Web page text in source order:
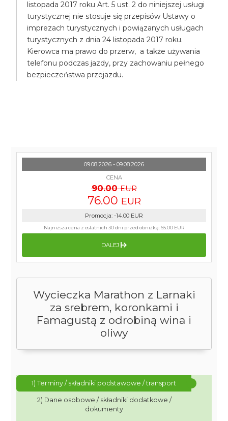
listopada 2017 roku Art. 5 ust. 2 do niniejszej usługi
turystycznej nie stosuje się przepisów Ustawy o
imprezach turystycznych i powiązanych usługach
turystycznych z dnia 24 listopada 2017 roku.
Kierowca ma prawo do przerw, a także używania
telefonu podczas jazdy, przy zachowaniu pełnego
bezpieczeństwa przejazdu.
Wycieczka Marathon z Larnaki
za srebrem, koronkami i
Famagustą z odrobiną wina i
oliwy
1) Terminy / składniki podstawowe / transport
2) Dane osobowe / składniki dodatkowe /
dokumenty
09.08.2026 - 09.08.2026
CENA
90.00 EUR
76.00 EUR
Promocja: -14.00 EUR
Najniższa cena z ostatnich 30 dni przed obniżką:65.00 EUR
DALEJ